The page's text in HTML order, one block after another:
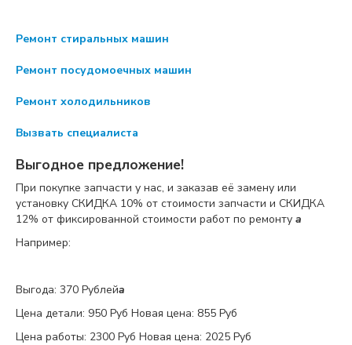
Ремонт стиральных машин
Ремонт посудомоечных машин
Ремонт холодильников
Вызвать специалиста
Выгодное предложение!
При покупке запчасти у нас, и заказав её замену или
установку СКИДКА 10% от стоимости запчасти и СКИДКА
12% от фиксированной стоимости работ по ремонту a
Например:
Выгода: 370 Рублейa
Цена детали: 950 Руб Новая цена: 855 Руб
Цена работы: 2300 Руб Новая цена: 2025 Руб